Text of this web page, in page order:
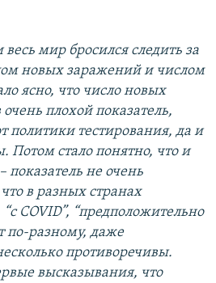
мир бросился следить за
новых заражений и числом
ясно, что число новых
плохой показатель,
политики тестирования, да и
Потом стало понятно, что и
показатель не очень
в разных странах
COVID”, “предположительно
по-разному, даже
противоречивы.
высказывания, что